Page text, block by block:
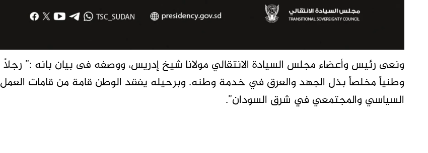
ونعى رئيس وأعضاء مجلس السيادة الانتقالي مولانا شيخ إدريس، ووصفه فى بيان بانه :” رجلاً
وطنياً مخلصاً بذل الجهد والعرق في خدمة وطنه. وبرحيله يفقد الوطن قامة من قامات العمل
السياسي والمجتمعي في شرق السودان”.